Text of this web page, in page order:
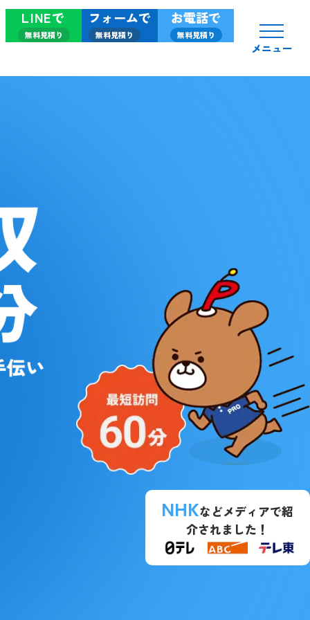
LINEで
無料見積り
フォームで
無料見積り
お電話で
無料見積り
メニュー
NHKなどメディアで紹
介されました！